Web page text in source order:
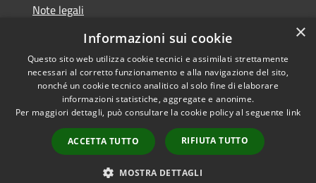
Note legali
Dichiarazione di accessibilità
Accessibilità
Copyright © 2026 • Comune di
Giardinello • Powered by
Municipium•
Accesso
redazione
×
Informazioni sui cookie
Questo sito web utilizza cookie tecnici e assimilati strettamente
necessari al corretto funzionamento e alla navigazione del sito,
nonché un cookie tecnico analitico al solo fine di elaborare
informazioni statistiche, aggregate e anonime.
Per maggiori dettagli, può consultare la cookie policy al seguente link
ACCETTA TUTTO RIFIUTA TUTTO
MOSTRA DETTAGLI